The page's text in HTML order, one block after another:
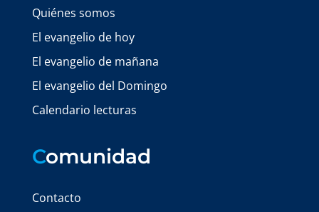
Quiénes somos
El evangelio de hoy
El evangelio de mañana
El evangelio del Domingo
Calendario lecturas
Comunidad
Contacto